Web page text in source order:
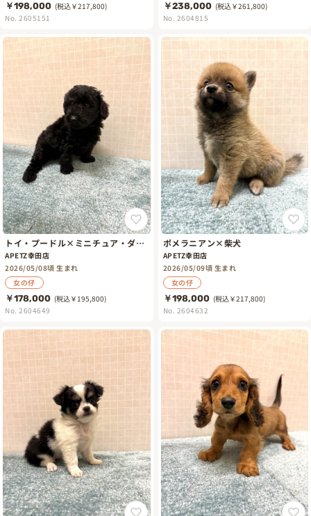
￥198,000 (税込￥217,800)
No. 2605151
￥238,000 (税込￥261,800)
No. 2604815
トイ・プードル×ミニチュア・ダッ
クスフント
APETZ幸田店
2026/05/08頃 生まれ
女の仔
￥178,000 (税込￥195,800)
No. 2604649
ポメラニアン×柴犬
APETZ幸田店
2026/05/09頃 生まれ
女の仔
￥198,000 (税込￥217,800)
No. 2604632